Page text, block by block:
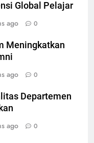
Global Pelajar
ago 0
Meningkatkan
ago 0
Departemen
ago 0